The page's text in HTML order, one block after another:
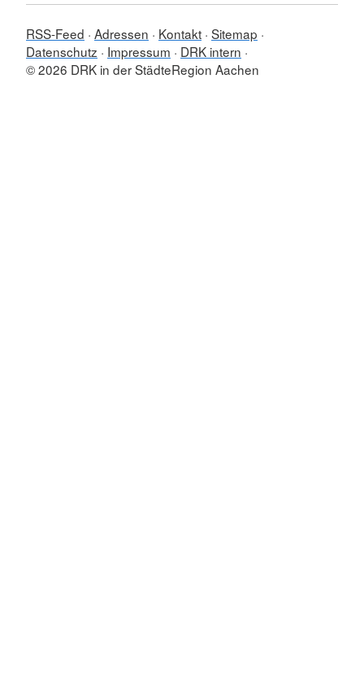
RSS-Feed Adressen Kontakt Sitemap
Datenschutz
Impressum
DRK intern
© 2026 DRK in der StädteRegion Aachen